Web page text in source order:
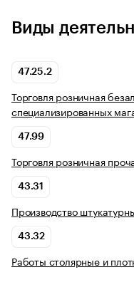
Виды
47.25.2
Торговля розничная
специализированных
47.99
Торговля розничная
43.31
Производство
43.32
Работы столярные и